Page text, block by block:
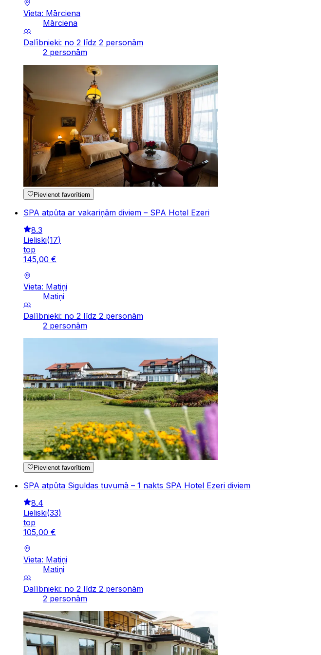
Vieta: Mārciena
Mārciena
Dalībnieki: no 2 līdz 2 personām
2 personām
Pievienot favorītiem
SPA atpūta ar vakariņām diviem – SPA Hotel Ezeri
8.3
Lieliski(17)
top
145,00 €
Vieta: Matiņi
Matiņi
Dalībnieki: no 2 līdz 2 personām
2 personām
Pievienot favorītiem
SPA atpūta Siguldas tuvumā – 1 nakts SPA Hotel Ezeri diviem
8.4
Lieliski(33)
top
105,00 €
Vieta: Matiņi
Matiņi
Dalībnieki: no 2 līdz 2 personām
2 personām